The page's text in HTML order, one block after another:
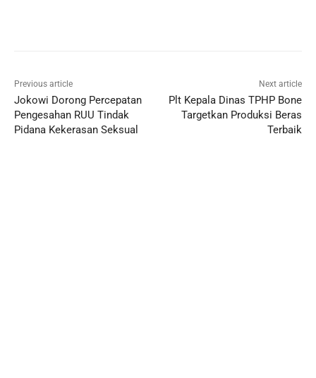
Previous article
Jokowi Dorong Percepatan
Pengesahan RUU Tindak
Pidana Kekerasan Seksual
Next article
Plt Kepala Dinas TPHP Bone
Targetkan Produksi Beras
Terbaik